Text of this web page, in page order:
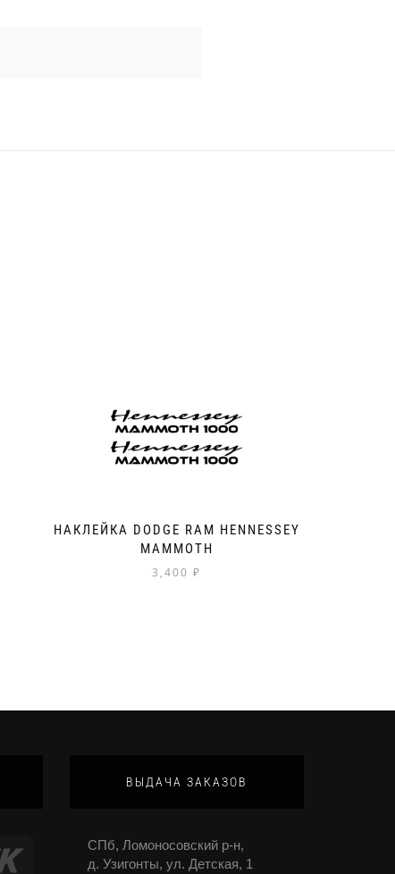
НАКЛЕЙКА DODGE RAM HENNESSEY
MAMMOTH
3,400 ₽
ВЫДАЧА ЗАКАЗОВ
СПб, Ломоносовский р-н,
д. Узигонты, ул. Детская, 1